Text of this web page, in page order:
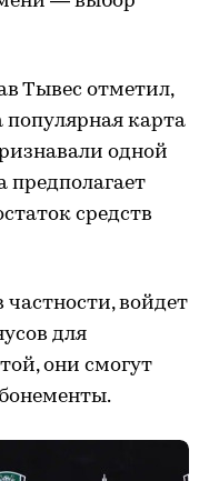
Тывес отметил,
популярная карта
одной
средств
войдет
для
они смогут